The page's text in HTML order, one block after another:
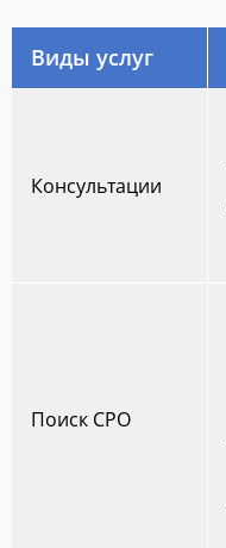
Виды услуг
Консультации
Поиск СРО